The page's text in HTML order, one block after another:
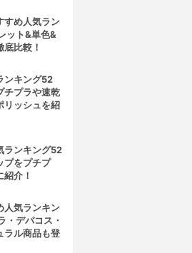
すめ人気ラン
ット&単色&
比較！
ンキング52
チプラや速乾
リッシュを紹
ランキング52
プをプチプ
介！
人気ランキン
・デパコス・
ラル商品も登